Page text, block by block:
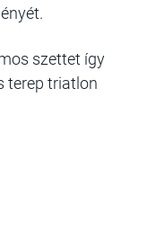
szettet így
terep triatlon